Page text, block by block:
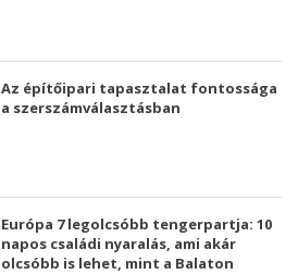
Az építőipari tapasztalat fontossága
a szerszámválasztásban
Európa 7 legolcsóbb tengerpartja: 10
napos családi nyaralás, ami akár
olcsóbb is lehet, mint a Balaton